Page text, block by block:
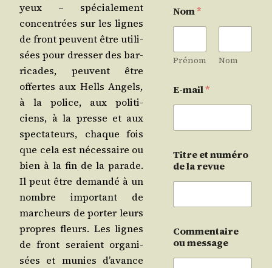
yeux – spé­cia­le­ment
concen­trées sur les lignes
de front peuvent être uti­li­
sées pour dres­ser des bar­
ri­cades, peuvent être
offertes aux Hells Angels,
à la police, aux poli­ti­
ciens, à la presse et aux
spec­ta­teurs, chaque fois
que cela est néces­saire ou
bien à la fin de la parade.
Il peut être deman­dé à un
nombre impor­tant de
mar­cheurs de por­ter leurs
propres fleurs. Les lignes
de front seraient orga­ni­
sées et munies d’avance
Nom*
Prénom Nom
E-mail*
Titre et numéro
de la revue
Commentaire
ou message